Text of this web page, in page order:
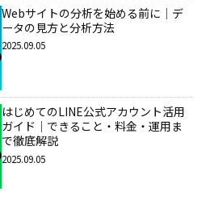
Webサイトの分析を始める前に｜デ
ータの見方と分析方法
2025.09.05
はじめてのLINE公式アカウント活用
ガイド｜できること・料金・運用ま
で徹底解説
2025.09.05